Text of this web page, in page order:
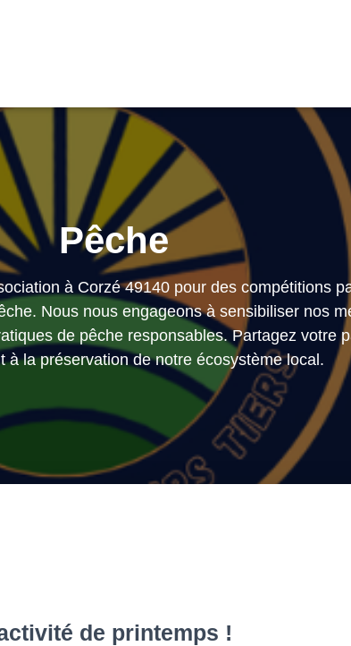
Pêche
à Corzé 49140 pour des compétitions
Nous nous engageons à sensibiliser nos
de pêche responsables. Partagez votre
à la préservation de notre écosystème local.
de printemps !